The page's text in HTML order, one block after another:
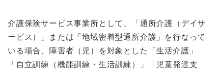
介護保険サービス事業所として、「通所介護（デイサ
ービス）」または「地域密着型通所介護」を行なって
いる場合、障害者（児）を対象とした「生活介護」
「自立訓練（機能訓練・生活訓練）」「児童発達支